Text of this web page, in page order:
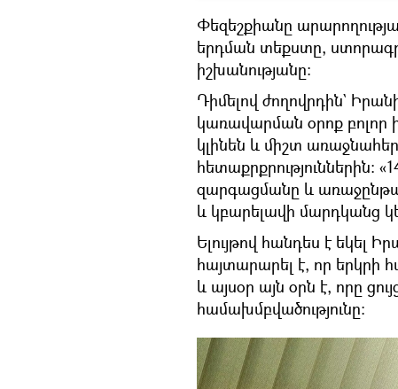
Փեզեշքիանը
երդման տեքստը,
իշխանությանը։
Դիմելով ժողովրդին`
կառավարման օրոք
կլինեն և միշտ
հետաքրքրություններին։
զարգացմանը և
և կբարելավի մարդկանց
Ելույթով հանդես է
հայտարարել է, որ երկրի
և այսօր այն օրն է, որը
համախմբվածությունը։